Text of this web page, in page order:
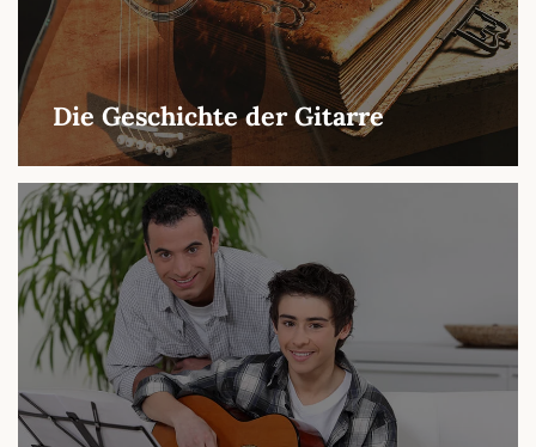
Die Geschichte der Gitarre